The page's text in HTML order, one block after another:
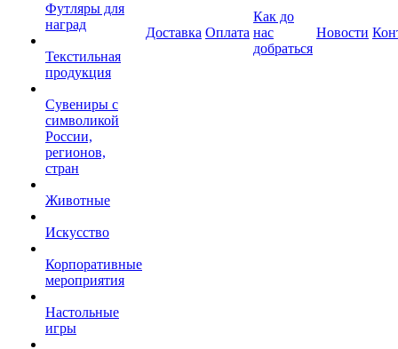
Футляры для
наград
Текстильная
продукция
Сувениры с
символикой
России,
регионов,
стран
Животные
Искусство
Корпоративные
мероприятия
Настольные
игры
Доставка Оплата
Как до
нас
добраться
Новости